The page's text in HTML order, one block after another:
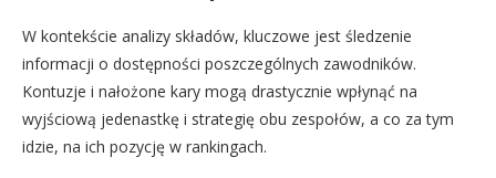
W kontekście analizy składów, kluczowe jest śledzenie
informacji o dostępności poszczególnych zawodników.
Kontuzje i nałożone kary mogą drastycznie wpłynąć na
wyjściową jedenastkę i strategię obu zespołów, a co za tym
idzie, na ich pozycję w rankingach.